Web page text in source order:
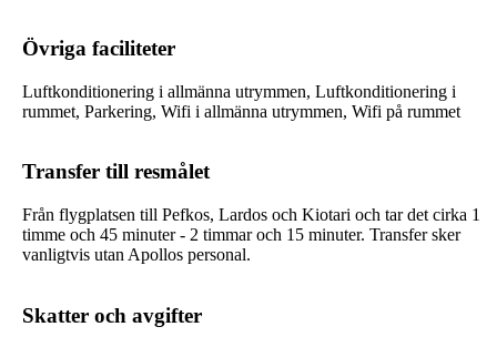
Övriga faciliteter
Luftkonditionering i allmänna utrymmen, Luftkonditionering i
rummet, Parkering, Wifi i allmänna utrymmen, Wifi på rummet
Transfer till resmålet
Från flygplatsen till Pefkos, Lardos och Kiotari och tar det cirka 1
timme och 45 minuter - 2 timmar och 15 minuter. Transfer sker
vanligtvis utan Apollos personal.
Skatter och avgifter